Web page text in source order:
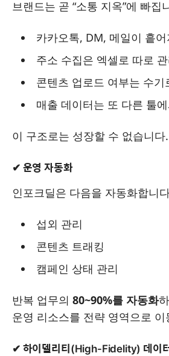
브랜드는 곧 “소통 지옥”에 빠집
카카오톡, DM, 메일이 흩어
주소 수집은 엑셀로 따로
콘텐츠 업로드 여부는 수기
매출 데이터는 또 다른 툴
이 구조로는 성장할 수 없습니다.
✔ 운영 자동화
인포크딜은 다음을 자동화합니
섭외 관리
콘텐츠 트래킹
캠페인 상태 관리
반복 업무의 80~90%를 자동화
운영 리소스를 전략 영역으로 이
✔ 하이델리티(High-Fidelity) 데이터